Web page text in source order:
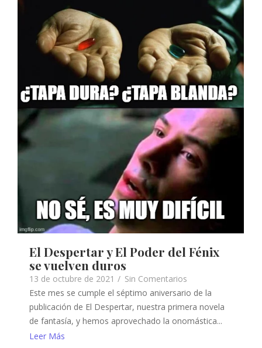
El Despertar y El Poder del Fénix
se vuelven duros
13 de octubre de 2021 / Sin Comentarios
Este mes se cumple el séptimo aniversario de la
publicación de El Despertar, nuestra primera novela
de fantasía, y hemos aprovechado la onomástica...
Leer Más